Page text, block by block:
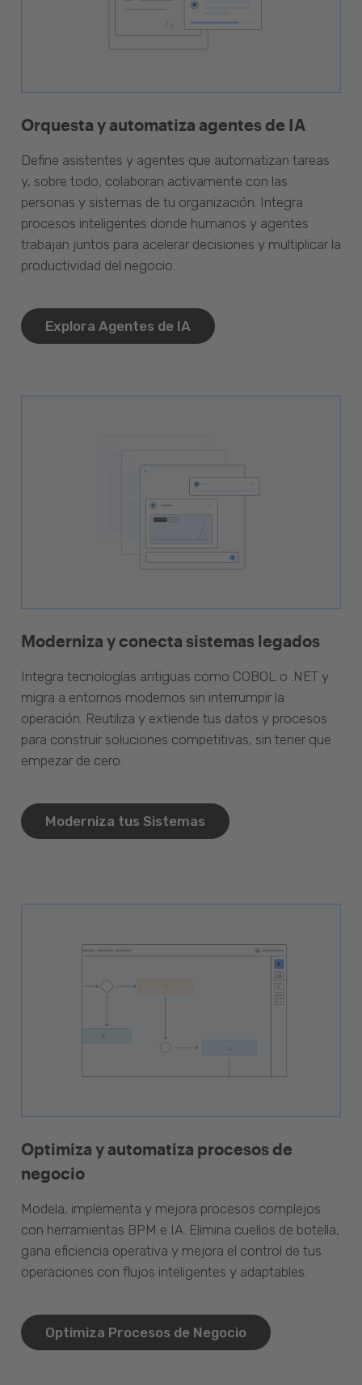
Orquesta y automatiza agentes de IA
Define asistentes y agentes que automatizan tareas
y, sobre todo, colaboran activamente con las
personas y sistemas de tu organización. Integra
procesos inteligentes donde humanos y agentes
trabajan juntos para acelerar decisiones y multiplicar la
productividad del negocio.
Explora Agentes de IA
Moderniza y conecta sistemas legados
Integra tecnologías antiguas como COBOL o .NET y
migra a entornos modernos sin interrumpir la
operación. Reutiliza y extiende tus datos y procesos
para construir soluciones competitivas, sin tener que
empezar de cero.
Moderniza tus Sistemas
Optimiza y automatiza procesos de
negocio
Modela, implementa y mejora procesos complejos
con herramientas BPM e IA. Elimina cuellos de botella,
gana eficiencia operativa y mejora el control de tus
operaciones con flujos inteligentes y adaptables.
Optimiza Procesos de Negocio